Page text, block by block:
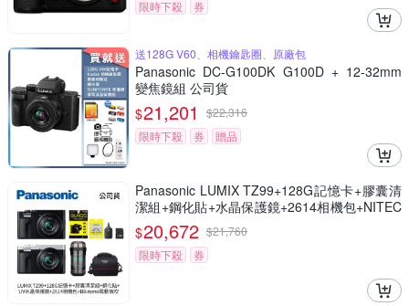
限時下殺 券
送128G V60、相機鑰匙圈、原廠包
Panasonic DC-G100DK G100D + 12-32mm
變焦鏡組 公司貨
$21,201 $22,316
限時下殺
券 贈品
Panasonic LUMIX TZ99+128G記憶卡+膠囊清
潔組+鋼化貼+水晶保護鏡+2614相機包+NITEC
ORE BB nano 迷你電動氣吹(公司貨)
$20,672 $21,760
限時下殺
券